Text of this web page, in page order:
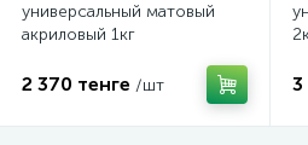
универсальный матовый
акриловый 1кг
2 370 тенге /шт 3